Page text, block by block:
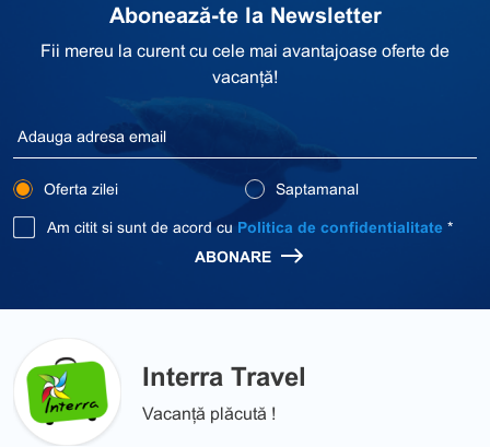
Abonează-te la Newsletter
Fii mereu la curent cu cele mai avantajoase oferte de
vacanță!
Oferta zilei Saptamanal
Am citit si sunt de acord cu Politica de confidentialitate *
ABONARE
Interra Travel
Vacanță plăcută !